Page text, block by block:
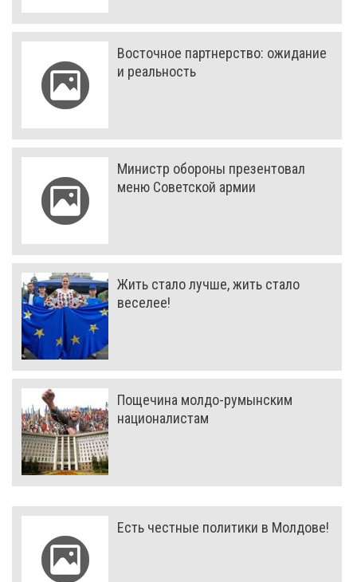
Восточное партнерство: ожидание
и реальность
Министр обороны презентовал
меню Советской армии
Жить стало лучше, жить стало
веселее!
Пощечина молдо-румынским
националистам
Есть честные политики в Молдове!